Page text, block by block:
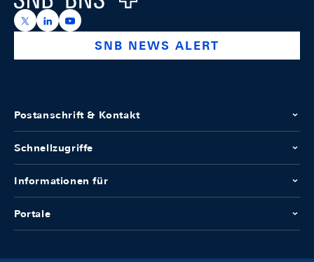
https://x.com/snb_bns
https://ch.linkedin.com/company/swiss-national-
https://www.youtube.com/@swissnationalbank
SNB NEWS ALERT
Postanschrift & Kontakt
Schnellzugriffe
Informationen für
Portale